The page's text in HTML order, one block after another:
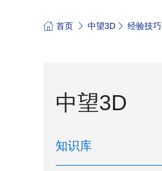
首页 中望3D 经验技巧
中望3D
知识库